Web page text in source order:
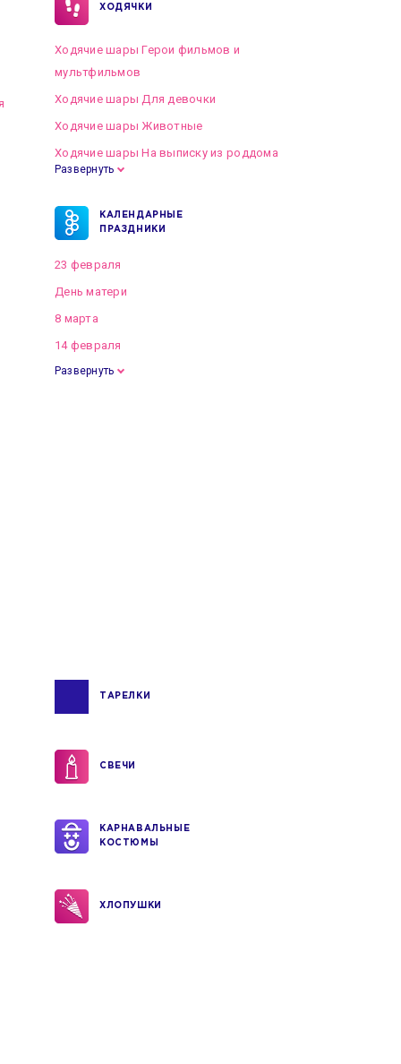
ХОДЯЧКИ
Ходячие шары Герои фильмов и
мультфильмов
Ходячие шары Для девочки
Ходячие шары Животные
Ходячие шары На выписку из роддома
Развернуть
КАЛЕНДАРНЫЕ
ПРАЗДНИКИ
23 февраля
День матери
8 марта
14 февраля
Развернуть
ТАРЕЛКИ
СВЕЧИ
КАРНАВАЛЬНЫЕ
КОСТЮМЫ
ХЛОПУШКИ